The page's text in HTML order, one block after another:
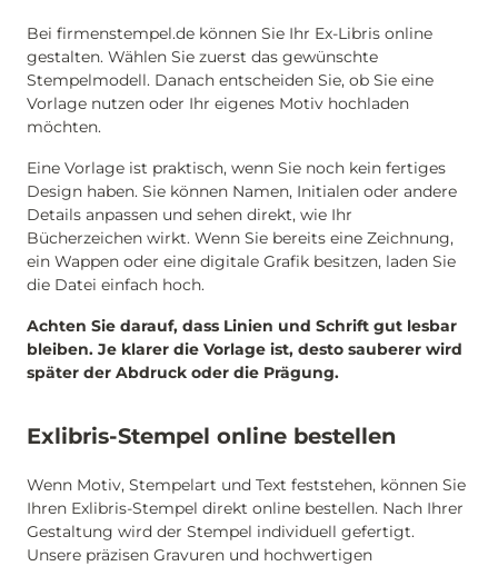
Bei firmenstempel.de können Sie Ihr Ex-Libris online
gestalten. Wählen Sie zuerst das gewünschte
Stempelmodell. Danach entscheiden Sie, ob Sie eine
Vorlage nutzen oder Ihr eigenes Motiv hochladen
möchten.
Eine Vorlage ist praktisch, wenn Sie noch kein fertiges
Design haben. Sie können Namen, Initialen oder andere
Details anpassen und sehen direkt, wie Ihr
Bücherzeichen wirkt. Wenn Sie bereits eine Zeichnung,
ein Wappen oder eine digitale Grafik besitzen, laden Sie
die Datei einfach hoch.
Achten Sie darauf, dass Linien und Schrift gut lesbar
bleiben. Je klarer die Vorlage ist, desto sauberer wird
später der Abdruck oder die Prägung.
Exlibris-Stempel online bestellen
Wenn Motiv, Stempelart und Text feststehen, können Sie
Ihren Exlibris-Stempel direkt online bestellen. Nach Ihrer
Gestaltung wird der Stempel individuell gefertigt.
Unsere präzisen Gravuren und hochwertigen